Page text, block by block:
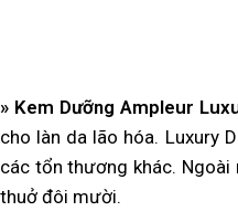
» Kem Dưỡng Ampleur
cho làn da lão hóa. Luxury
các tổn thương khác.
thuở đôi mười.